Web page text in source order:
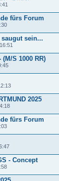
fürs Forum
saugut sein...
S 1000 RR)
2025
fürs Forum
- Concept